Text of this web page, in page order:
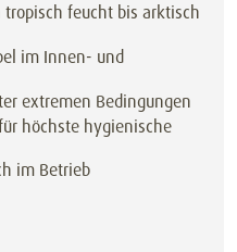
feucht bis arktisch
im Innen- und
extremen Bedingungen
höchste hygienische
im Betrieb